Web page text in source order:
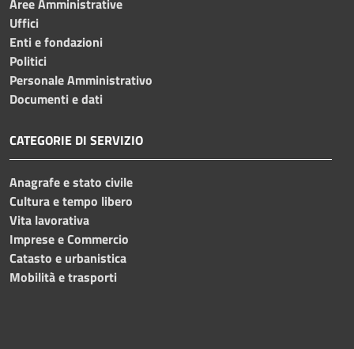
Aree Amministrative
Uffici
Enti e fondazioni
Politici
Personale Amministrativo
Documenti e dati
CATEGORIE DI SERVIZIO
Anagrafe e stato civile
Cultura e tempo libero
Vita lavorativa
Imprese e Commercio
Catasto e urbanistica
Mobilità e trasporti